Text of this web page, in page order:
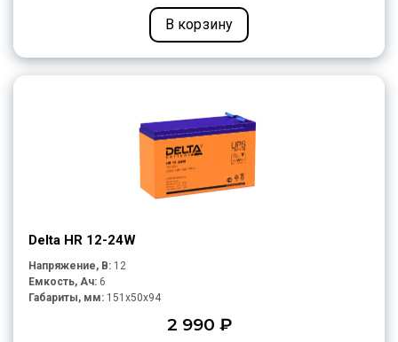
В корзину
Delta HR 12-24W
Напряжение, В: 12
Емкость, Ач: 6
Габариты, мм: 151x50x94
2 990 ₽